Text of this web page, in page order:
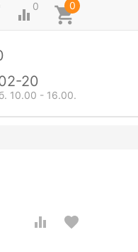
0 0
20
10.00 - 16.00.